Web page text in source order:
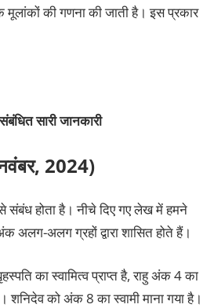
की गणना की जाती है। इस प्रकार
सारी जानकारी
2024)
संबंध होता है। नीचे दिए गए लेख में हमने
अलग-अलग ग्रहों द्वारा शासित होते हैं।
का स्वामित्व प्राप्त है, राहु अंक 4 का
को अंक 8 का स्वामी माना गया है।